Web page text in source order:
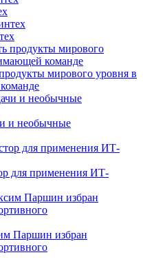
мирового уровня в
и необычные
для применения ИТ-
Паршин избран